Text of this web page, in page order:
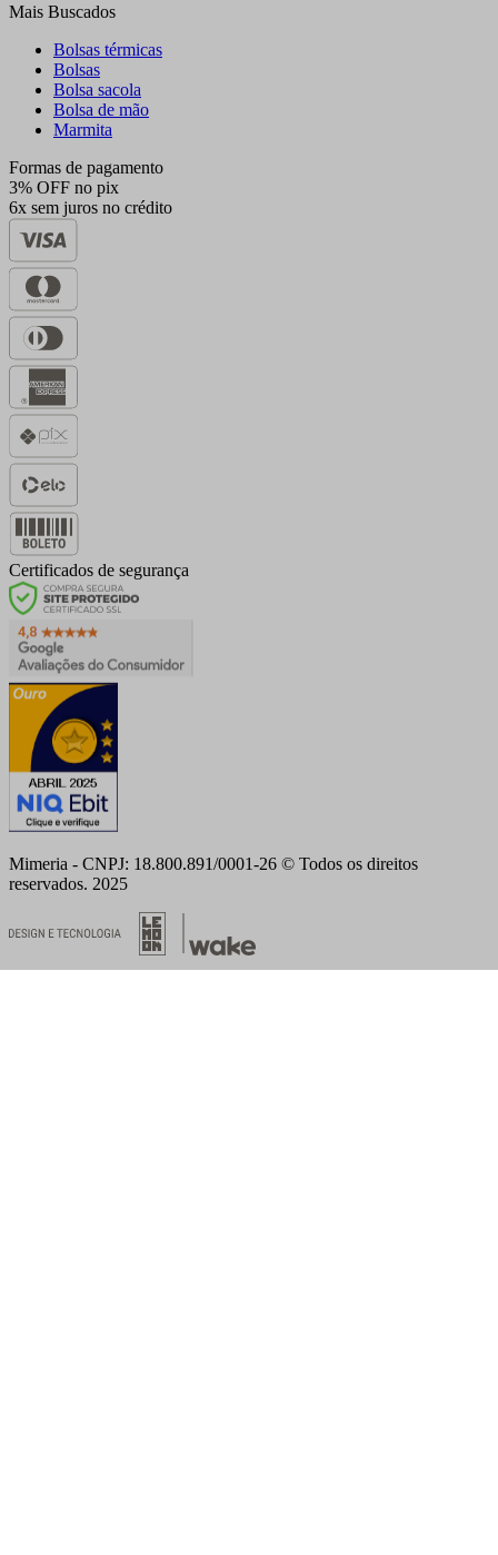
Mais Buscados
Bolsas térmicas
Bolsas
Bolsa sacola
Bolsa de mão
Marmita
Formas de pagamento
3% OFF no pix
6x sem juros no crédito
Certificados de segurança
Mimeria - CNPJ: 18.800.891/0001-26 © Todos os direitos
reservados. 2025